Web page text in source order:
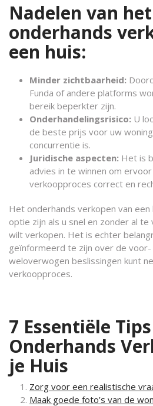
Nadelen van het
onderhands
een huis:
Minder zichtbaarheid:
Funda of andere platforms
bereik beperkter zijn.
Onderhandelingsrisico: U
de beste prijs voor uw
concurrentie is.
Juridische aspecten: Het is
advies in te winnen om
verkoopproces correct en
Het onderhands verkopen van een
optie zijn als u snel en zonder al
wilt verkopen. Het is echter
geïnformeerd te zijn over de voor-
weloverwogen beslissingen kunt
verkoopproces.
7 Essentiële
Onderhands
je Huis
Zorg voor een realistische
Maak goede foto’s van de